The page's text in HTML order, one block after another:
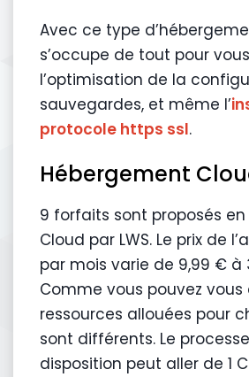
Avec ce type
s’occupe de tout pour
l’optimisation de la
sauvegardes, et même l’
protocole https ssl.
Hébergement
9 forfaits sont proposés
Cloud par LWS. Le prix de
par mois varie de 9,99 € à
Comme vous pouvez vous
ressources allouées pour
sont différents. Le
disposition peut aller de 1